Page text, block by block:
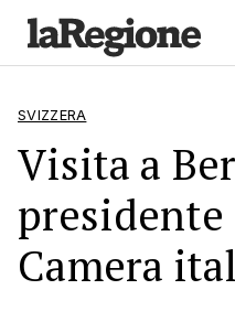
SVIZZERA
Visita a
Camera